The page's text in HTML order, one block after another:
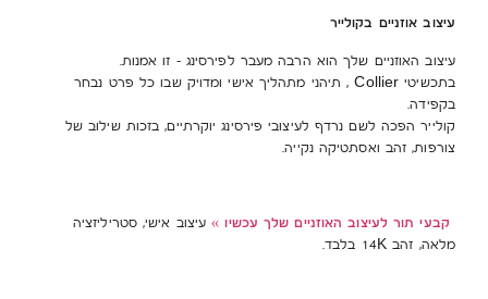
עיצוב אוזניים בקולייר
עיצוב האוזניים שלך הוא הרבה מעבר לפירסינג – זו אמנות.
בתכשיטי Collier , תיהני מתהליך אישי ומדויק שבו כל פרט נבחר
בקפידה.
קולייר הפכה לשם נרדף לעיצובי פירסינג יוקרתיים, בזכות שילוב של
צורפות, זהב ואסתטיקה נקייה.
קבעי תור לעיצוב האוזניים שלך עכשיו » עיצוב אישי, סטריליזציה
מלאה, זהב 14K בלבד.